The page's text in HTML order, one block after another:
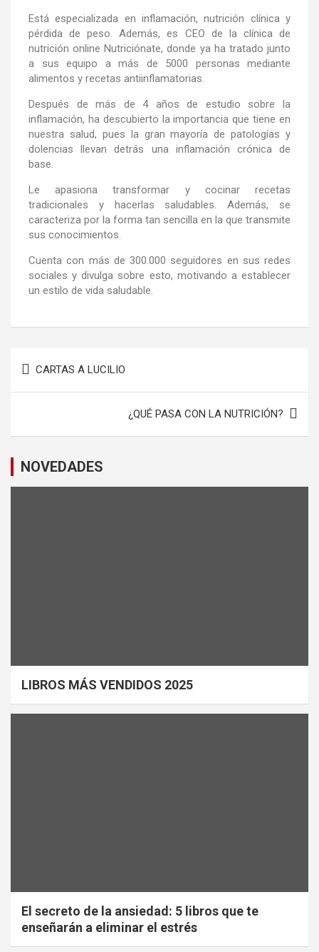
Está especializada en inflamación, nutrición clínica y
pérdida de peso. Además, es CEO de la clínica de
nutrición online Nutriciónate, donde ya ha tratado junto
a sus equipo a más de 5000 personas mediante
alimentos y recetas antiinflamatorias.
Después de más de 4 años de estudio sobre la
inflamación, ha descubierto la importancia que tiene en
nuestra salud, pues la gran mayoría de patologías y
dolencias llevan detrás una inflamación crónica de
base.
Le apasiona transformar y cocinar recetas
tradicionales y hacerlas saludables. Además, se
caracteriza por la forma tan sencilla en la que transmite
sus conocimientos.
Cuenta con más de 300.000 seguidores en sus redes
sociales y divulga sobre esto, motivando a establecer
un estilo de vida saludable.
CARTAS A LUCILIO
¿QUÉ PASA CON LA NUTRICIÓN?
NOVEDADES
LIBROS MÁS VENDIDOS 2025
El secreto de la ansiedad: 5 libros que te
enseñarán a eliminar el estrés